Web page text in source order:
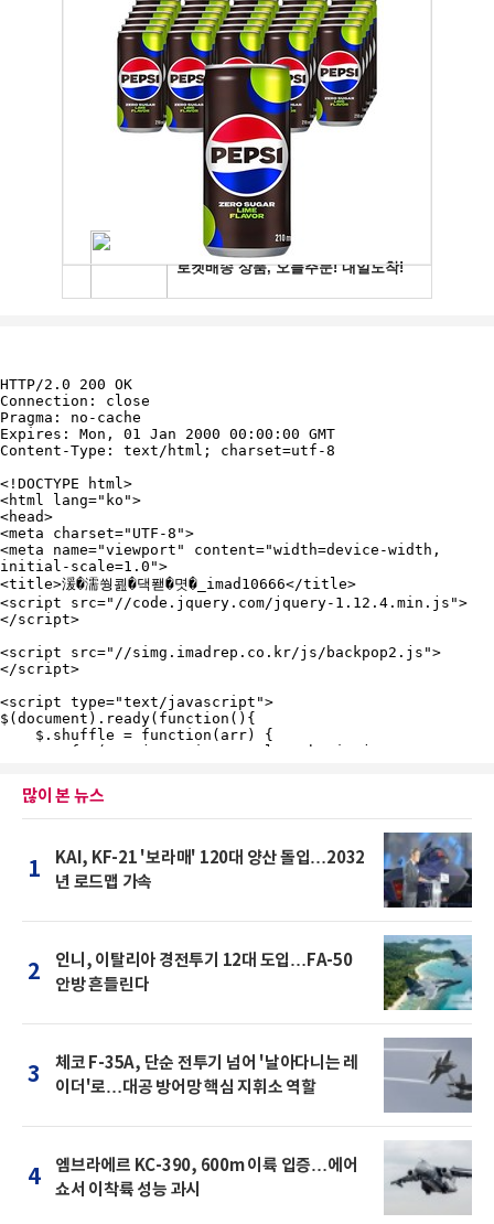
많이 본 뉴스
1
KAI, KF-21 '보라매' 120대 양산 돌입…2032
년 로드맵 가속
2
인니, 이탈리아 경전투기 12대 도입…FA-50
안방 흔들린다
3
체코 F-35A, 단순 전투기 넘어 '날아다니는 레
이더'로…대공 방어망 핵심 지휘소 역할
4
엠브라에르 KC-390, 600m 이륙 입증…에어
쇼서 이착륙 성능 과시